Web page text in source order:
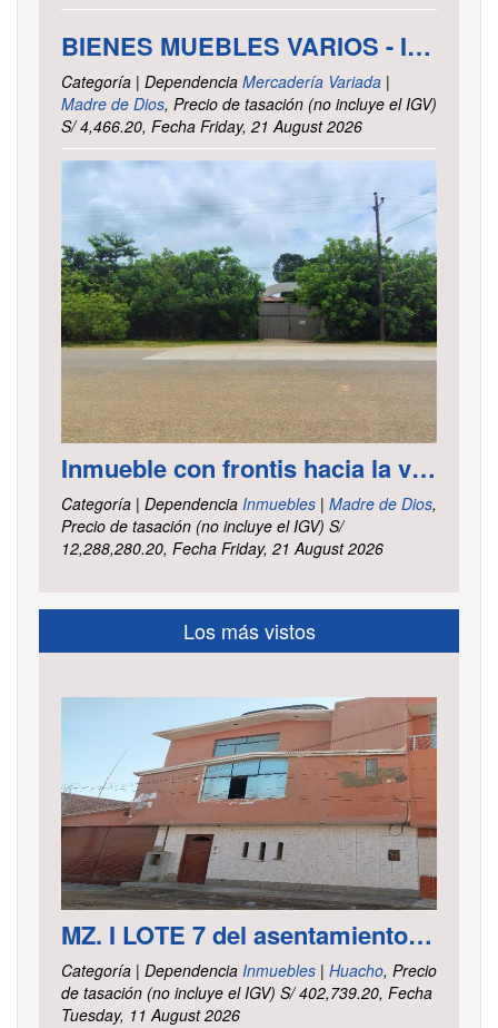
BIENES MUEBLES VARIOS - INTENDENCIA DE TRIBUTOS INTERNOS MADRE DE DIOS
Categoría | Dependencia Mercadería Variada |
Madre de Dios, Precio de tasación (no incluye el IGV)
S/ 4,466.20, Fecha Friday, 21 August 2026
Inmueble con frontis hacia la vía al aeropuerto, es un terreno de forma irregular, cuenta con carretera asfaltada ubicado en la Av. Elmer Faucett km. 6.400, área ha. 2.625 distrito Tambopata, provincia Tambopata y departamento Madre de Dios
Categoría | Dependencia Inmuebles | Madre de Dios,
Precio de tasación (no incluye el IGV) S/
12,288,280.20, Fecha Friday, 21 August 2026
Los más vistos
MZ. I LOTE 7 del asentamiento Humano las Delicias – Paramonga – Barranca – Lima
Categoría | Dependencia Inmuebles | Huacho, Precio
de tasación (no incluye el IGV) S/ 402,739.20, Fecha
Tuesday, 11 August 2026